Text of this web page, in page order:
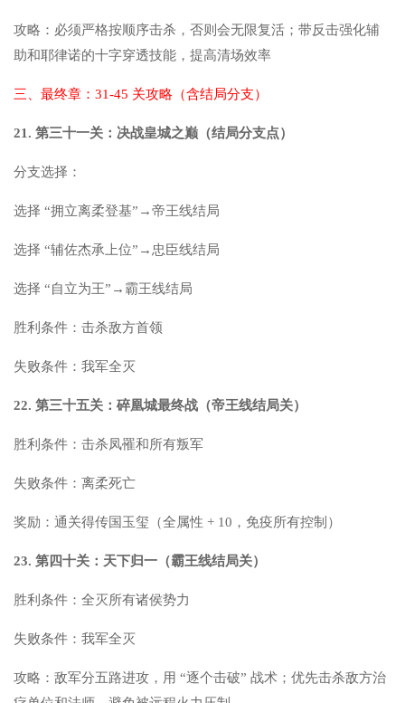
攻略：必须严格按顺序击杀，否则会无限复活；带反击强化辅
助和耶律诺的十字穿透技能，提高清场效率
三、最终章：31-45 关攻略（含结局分支）
21. 第三十一关：决战皇城之巅（结局分支点）
分支选择：
选择 “拥立离柔登基”→帝王线结局
选择 “辅佐杰承上位”→忠臣线结局
选择 “自立为王”→霸王线结局
胜利条件：击杀敌方首领
失败条件：我军全灭
22. 第三十五关：碎凰城最终战（帝王线结局关）
胜利条件：击杀凤罹和所有叛军
失败条件：离柔死亡
奖励：通关得传国玉玺（全属性 + 10，免疫所有控制）
23. 第四十关：天下归一（霸王线结局关）
胜利条件：全灭所有诸侯势力
失败条件：我军全灭
攻略：敌军分五路进攻，用 “逐个击破” 战术；优先击杀敌方治